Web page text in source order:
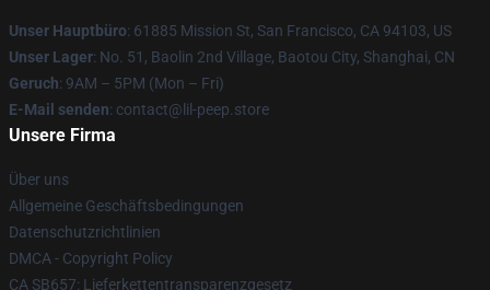
Unser Hauptbüro: 61885 Mission St, San Francisco, CA 94103, US
Unser Lager: No. 51, Baolin 2nd Village, Baotou City, Shanghai, CN
Geruch: 9AM – 5PM (Mon – Fri)
E-Mail senden: contact@lil-peep.store
Unsere Firma
Über uns
Allgemeine Geschäftsbedingungen
Datenschutzrichtlinien
DMCA - Copyright Policy
CA SB657: Lieferkettentransparenzgesetz